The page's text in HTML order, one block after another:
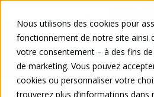
Nous utilisons des cookies pour
fonctionnement de notre site ainsi
votre consentement – à des fins
de marketing. Vous pouvez
cookies ou personnaliser votre
trouverez plus d’informations dans
DEFR
Open menu